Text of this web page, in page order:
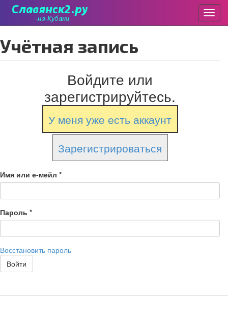
к
основному
Учётная запись
Войдите или
зарегистрируйтесь.
У меня уже есть аккаунт
Зарегистрироваться
Имя или е-мейл *
Пароль *
Восстановить пароль
Войти